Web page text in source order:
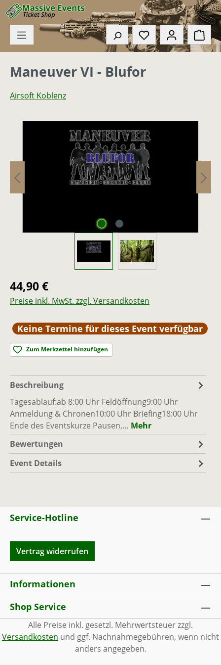
Zum Hauptinhalt springen
Du hast 0
Maneuver VI - Blufor
Airsoft Koblenz
Regulärer Preis:
44,90 €
Preise inkl. MwSt. zzgl. Versandkosten
Keine Termine für dieses Event verfügbar
Zum Merkzettel hinzufügen
Beschreibung
Tagesablauf:ab 8:00 Uhr Feldöffnung9:00 Uhr
Anmeldung & Chronen10:00 Uhr Briefing18:00 Uhr
Ende des Eventskurze Pausen,… Mehr
Bewertungen
Event Details
Service-Hotline
Vertrag widerrufen
Informationen
Shop Service
Alle Preise inkl. gesetzl. Mehrwertsteuer zzgl.
Versandkosten und ggf. Nachnahmegebühren, wenn nicht
anders angegeben.